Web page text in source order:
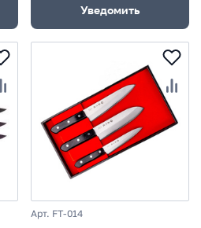
Уведомить
Арт. FT-014